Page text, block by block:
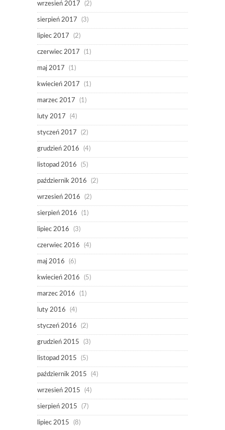
wrzesień 2017 (2)
sierpień 2017 (3)
lipiec 2017 (2)
czerwiec 2017 (1)
maj 2017 (1)
kwiecień 2017 (1)
marzec 2017 (1)
luty 2017 (4)
styczeń 2017 (2)
grudzień 2016 (4)
listopad 2016 (5)
październik 2016 (2)
wrzesień 2016 (2)
sierpień 2016 (1)
lipiec 2016 (3)
czerwiec 2016 (4)
maj 2016 (6)
kwiecień 2016 (5)
marzec 2016 (1)
luty 2016 (4)
styczeń 2016 (2)
grudzień 2015 (3)
listopad 2015 (5)
październik 2015 (4)
wrzesień 2015 (4)
sierpień 2015 (7)
lipiec 2015 (8)